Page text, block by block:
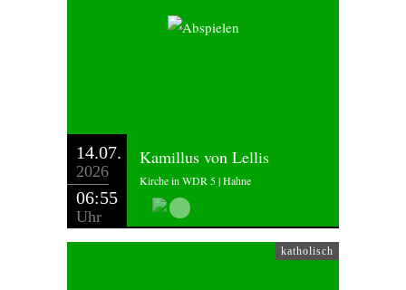
14.07.
2026
06:55
Uhr
Kamillus von Lellis
Kirche in WDR 5 | Hahne
katholisch